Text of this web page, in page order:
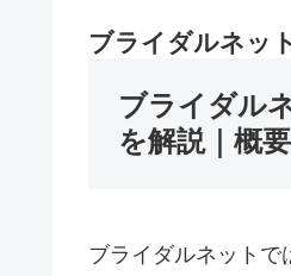
ブライダルネッ
ブライダル
を解説｜概要
ブライダルネットで